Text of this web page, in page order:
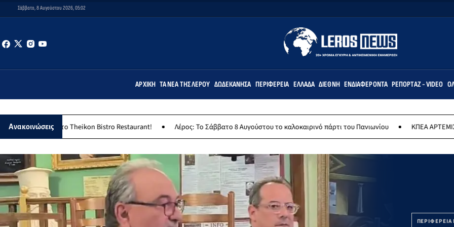
Σάββατο, 8 Αυγούστου 2026, 05:02
ΑΡΧΙΚΉ ΤΑ ΝΈΑ ΤΗΣ ΛΈΡΟΥ ΔΩΔΕΚΆΝΗΣΑ ΠΕΡΙΦΈΡΕΙΑ ΕΛΛΆΔΑ ΔΙΕΘΝΉ ΕΝΔΙΑΦΈΡΟΝΤΑ ΡΕΠΟΡΤΆΖ - VIDEO
Ανακοινώσεις
Theikon Bistro Restaurant! Λέρος: Το Σάββατο 8 Αυγούστου το καλοκαιρινό πάρτι του Πανιωνίου ΚΠΕΑ ΑΡΤΕΜΙΣ: Το
ΠΕΡΙΦΕΡΕΙΑ